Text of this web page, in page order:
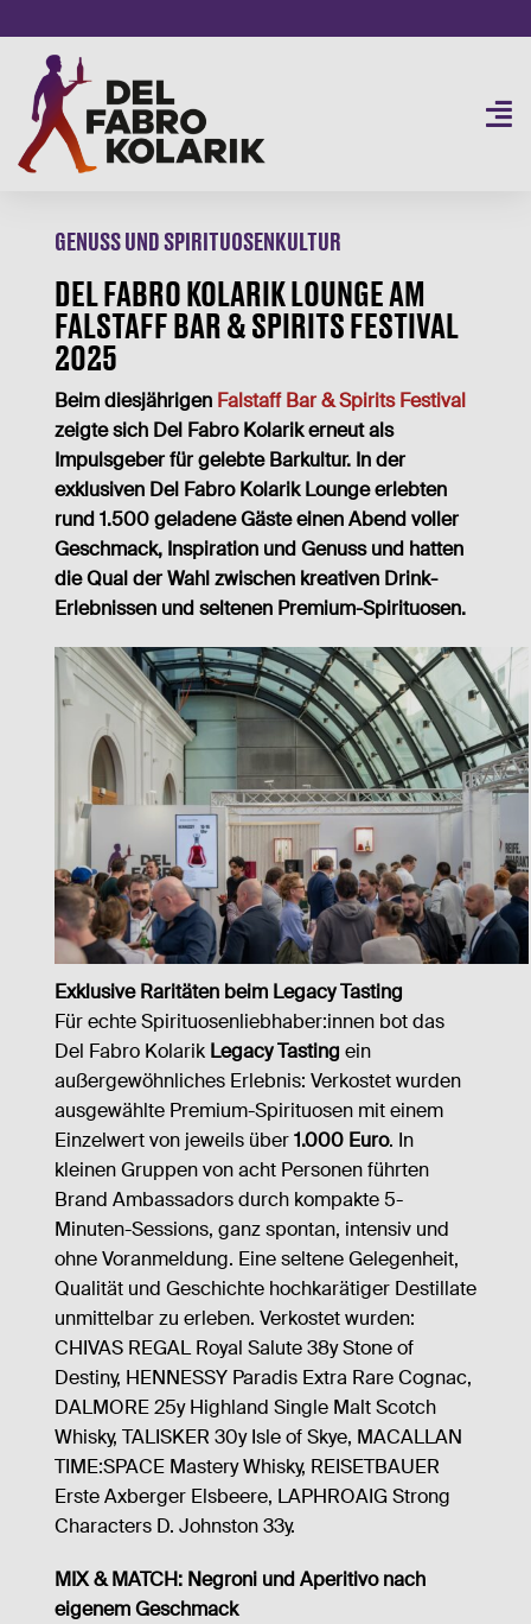
to
content
2
BUSINESS NEU
PRIVATE
AKTUELLES
ÜBER UNS
B2B SHOP
KONTAKT
GENUSS UND SPIRITUOSENKULTUR
DEL FABRO KOLARIK LOUNGE AM
FALSTAFF BAR & SPIRITS FESTIVAL
2025
Beim diesjährigen Falstaff Bar & Spirits Festival
zeigte sich Del Fabro Kolarik erneut als
Impulsgeber für gelebte Barkultur. In der
exklusiven Del Fabro Kolarik Lounge erlebten
rund 1.500 geladene Gäste einen Abend voller
Geschmack, Inspiration und Genuss und hatten
die Qual der Wahl zwischen kreativen Drink-
Erlebnissen und seltenen Premium-Spirituosen.
Exklusive Raritäten beim Legacy Tasting
Für echte Spirituosenliebhaber:innen bot das
Del Fabro Kolarik Legacy Tasting ein
außergewöhnliches Erlebnis: Verkostet wurden
ausgewählte Premium-Spirituosen mit einem
Einzelwert von jeweils über1.000 Euro. In
kleinen Gruppen von acht Personen führten
Brand Ambassadors durch kompakte 5-
Minuten-Sessions, ganz spontan, intensiv und
ohne Voranmeldung. Eine seltene Gelegenheit,
Qualität und Geschichte hochkarätiger Destillate
unmittelbar zu erleben. Verkostet wurden:
CHIVAS REGAL Royal Salute 38y Stone of
Destiny, HENNESSY Paradis Extra Rare Cognac,
DALMORE 25y Highland Single Malt Scotch
Whisky, TALISKER 30y Isle of Skye, MACALLAN
TIME:SPACE Mastery Whisky, REISETBAUER
Erste Axberger Elsbeere, LAPHROAIG Strong
Characters D. Johnston 33y.
MIX & MATCH: Negroni und Aperitivo nach
eigenem Geschmack